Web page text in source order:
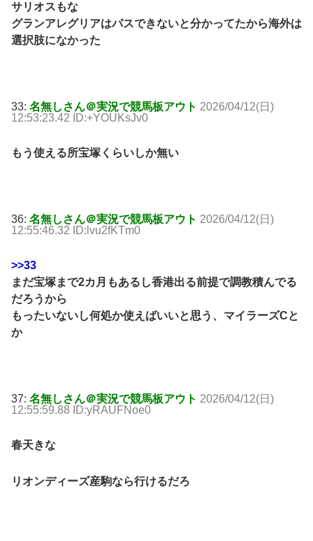
サリオスもな
グランアレグリアはパスできないと分かってたから海外は
選択肢になかった
33: 名無しさん＠実況で競馬板アウト 2026/04/12(日)
12:53:23.42 ID:+YOUKsJv0
もう使える所宝塚くらいしか無い
36: 名無しさん＠実況で競馬板アウト 2026/04/12(日)
12:55:46.32 ID:lvu2fKTm0
>>33
まだ宝塚まで2カ月もあるし香港出る前提で調教積んでる
だろうから
もったいないし何処か使えばいいと思う、マイラーズCと
か
37: 名無しさん＠実況で競馬板アウト 2026/04/12(日)
12:55:59.88 ID:yRAUFNoe0
春天きな
リオンディーズ産駒なら行けるだろ